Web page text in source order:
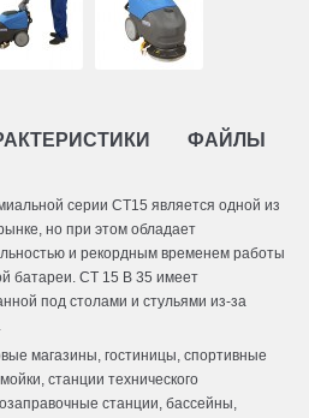
ФАЙЛЫ
серии CT15 является одной из
но при этом обладает
и рекордным временем работы
батареи. CT 15 B 35 имеет
под столами и стульями из-за
магазины, гостиницы, спортивные
станции технического
станции, бассейны,